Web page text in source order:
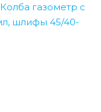
Колба газометр с
шлифы 45/40-